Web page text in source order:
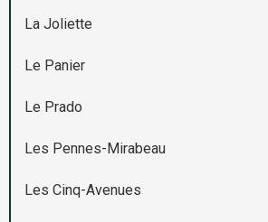
La Joliette
Le Panier
Le Prado
Les Pennes-Mirabeau
Les Cinq-Avenues